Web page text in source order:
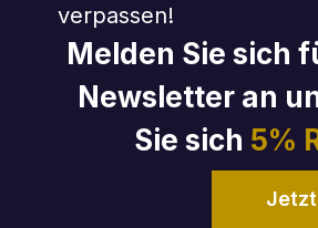
verpassen!
Melden Sie sich
Newsletter an
Sie sich 5%